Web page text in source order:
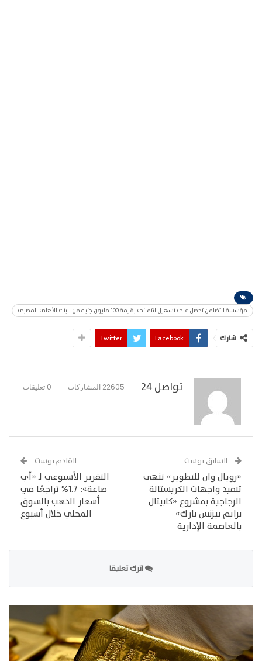
مؤسسة التضامن تحصل على تسهيل ائتمانى بقيمة 100 مليون جنيه من البنك الأهلى المصرى
شارك Facebook
Twitter
تواصل 24 22605 المشاركات 0 تعليقات
السابق بوست
«رويال وان للتطوير» تنهي
تنفيذ واجهات الكريستالة
الزجاجية بمشروع «كابيتال
برايم بيزنس بارك»
بالعاصمة الإدارية
القادم بوست
التقرير الأسبوعي لـ «آي
صاغة»: 1.7% تراجعًا في
أسعار الذهب بالسوق
المحلي خلال أسبوع
اترك تعليقا